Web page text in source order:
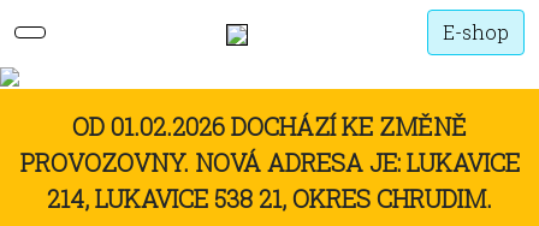
E-shop
OD 01.02.2026 DOCHÁZÍ KE ZMĚNĚ
PROVOZOVNY. NOVÁ ADRESA JE: LUKAVICE
214, LUKAVICE 538 21, OKRES CHRUDIM.